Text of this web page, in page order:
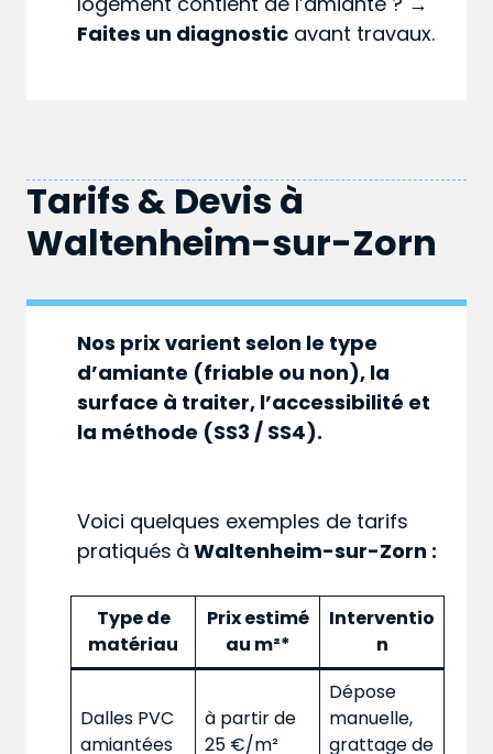
Faites un diagnostic avant travaux.
Tarifs & Devis à
Waltenheim-sur-Zorn
Nos prix varient selon le type
d’amiante (friable ou non), la
surface à traiter, l’accessibilité et
la méthode (SS3 / SS4).
Voici quelques exemples de tarifs
pratiqués à Waltenheim-sur-Zorn :
Type de
matériau
Prix estimé
au m²*
Interventio
n
Dalles PVC
amiantées
à partir de
25 €/m²
Dépose
manuelle,
grattage de